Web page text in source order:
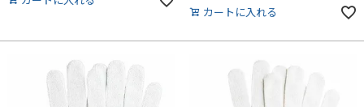
カートに入れる